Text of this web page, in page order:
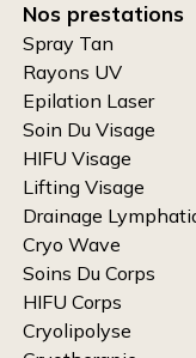
Nos prestations
Spray Tan
Rayons UV
Epilation Laser
Soin Du Visage
HIFU Visage
Lifting Visage
Drainage
Cryo Wave
Soins Du Corps
HIFU Corps
Cryolipolyse